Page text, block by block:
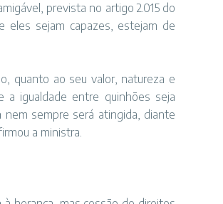
prevista no artigo 2.015 do
eles sejam capazes, estejam de
quanto ao seu valor, natureza e
a igualdade entre quinhões seja
sempre será atingida, diante
a ministra.